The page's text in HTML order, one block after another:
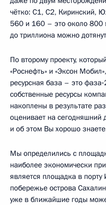
чётко: С1, С2, Киринский,
560 и 160 – это около 800
до триллиона можно
По второму проекту,
«Роснефть» и «Эксон
ресурсная база – это
собственные ресурсы
накоплены в результате
оценивает на
и об этом Вы хорошо
Мы определились с
наиболее экономически
является площадка в
побережье острова
уже в ближайшие годы